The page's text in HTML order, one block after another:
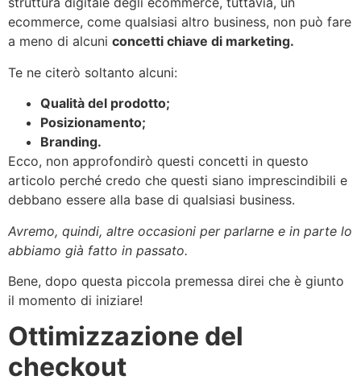
ecommerce, come qualsiasi altro business, non può fare
a meno di alcuni concetti chiave di marketing.
Te ne citerò soltanto alcuni:
Qualità del prodotto;
Posizionamento;
Branding.
Ecco, non approfondirò questi concetti in questo
articolo perché credo che questi siano imprescindibili e
debbano essere alla base di qualsiasi business.
Avremo, quindi, altre occasioni per parlarne e in parte lo
abbiamo già fatto in passato.
Bene, dopo questa piccola premessa direi che è giunto
il momento di iniziare!
Ottimizzazione del
checkout